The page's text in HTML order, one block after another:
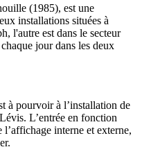
(1985), est une
installations situées à
l'autre est dans le secteur
jour dans les deux
à pourvoir à l’installation de
L’entrée en fonction
interne et externe,